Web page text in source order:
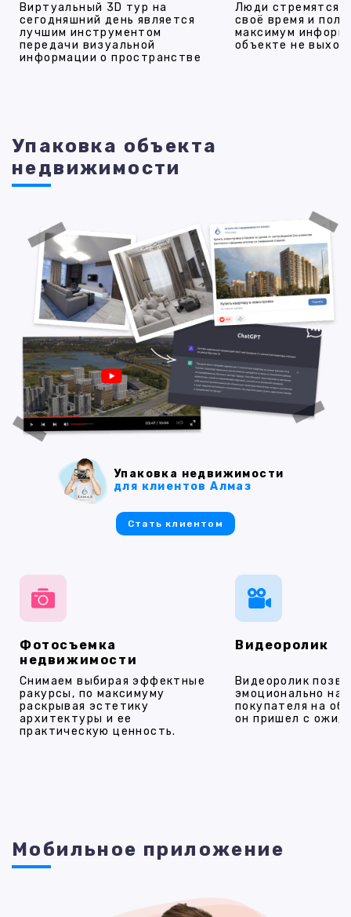
Виртуальный 3D тур на
сегодняшний день является
лучшим инструментом
передачи визуальной
информации о пространстве
Люди стремятся
своё время и
максимум
объекте не
Упаковка объекта
недвижимости
Фотосъемка
недвижимости
Снимаем выбирая эффектные
ракурсы, по максимуму
раскрывая эстетику
архитектуры и ее
практическую ценность.
Видеоролик
Видеоролик
эмоционально
покупателя на
он пришел с
Упаковка недвижимости
для клиентов Алмаз
Стать клиентом
Мобильное приложение